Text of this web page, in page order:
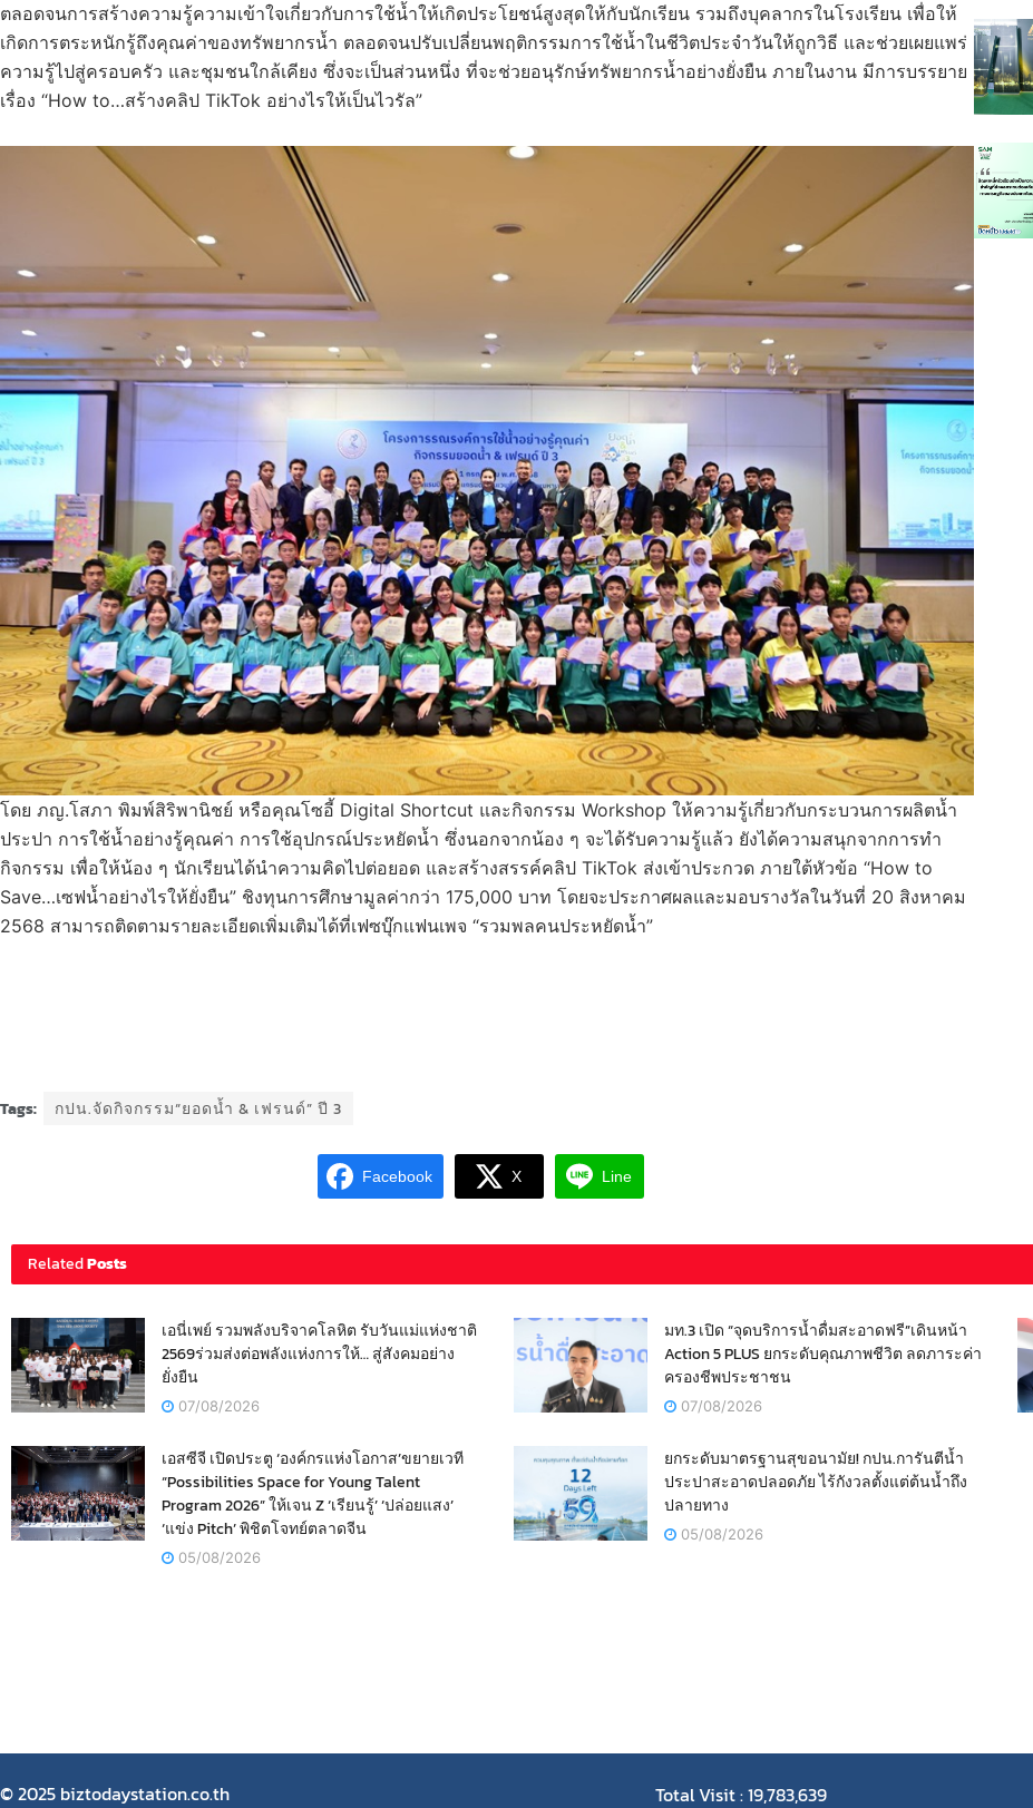
ตลอดจนการสร้างความรู้ความเข้าใจเกี่ยวกับการใช้น้ำให้เกิดประโยชน์สูงสุดให้กับนักเรียน รวมถึงบุคลากรในโรงเรียน เพื่อให้
เกิดการตระหนักรู้ถึงคุณค่าของทรัพยากรน้ำ ตลอดจนปรับเปลี่ยนพฤติกรรมการใช้น้ำในชีวิตประจำวันให้ถูกวิธี และช่วยเผยแพร่
ความรู้ไปสู่ครอบครัว และชุมชนใกล้เคียง ซึ่งจะเป็นส่วนหนึ่ง ที่จะช่วยอนุรักษ์ทรัพยากรน้ำอย่างยั่งยืน ภายในงาน มีการบรรยาย
เรื่อง “How to…สร้างคลิป TikTok อย่างไรให้เป็นไวรัล”
โดย ภญ.โสภา พิมพ์สิริพานิชย์ หรือคุณโซอี้ Digital Shortcut และกิจกรรม Workshop ให้ความรู้เกี่ยวกับกระบวนการผลิตน้ำ
ประปา การใช้น้ำอย่างรู้คุณค่า การใช้อุปกรณ์ประหยัดน้ำ ซึ่งนอกจากน้อง ๆ จะได้รับความรู้แล้ว ยังได้ความสนุกจากการทำ
กิจกรรม เพื่อให้น้อง ๆ นักเรียนได้นำความคิดไปต่อยอด และสร้างสรรค์คลิป TikTok ส่งเข้าประกวด ภายใต้หัวข้อ “How to
Save…เซฟน้ำอย่างไรให้ยั่งยืน” ชิงทุนการศึกษามูลค่ากว่า 175,000 บาท โดยจะประกาศผลและมอบรางวัลในวันที่ 20 สิงหาคม
2568 สามารถติดตามรายละเอียดเพิ่มเติมได้ที่เฟซบุ๊กแฟนเพจ “รวมพลคนประหยัดน้ำ”
Tags: กปน.จัดกิจกรรม“ยอดน้ำ & เฟรนด์” ปี 3
Facebook X Line
RelatedPosts
เอนี่เพย์ รวมพลังบริจาคโลหิต รับวันแม่แห่งชาติ
2569ร่วมส่งต่อพลังแห่งการให้… สู่สังคมอย่าง
ยั่งยืน
07/08/2026
มท.3 เปิด “จุดบริการน้ำดื่มสะอาดฟรี”เดินหน้า
Action 5 PLUS ยกระดับคุณภาพชีวิต ลดภาระค่า
ครองชีพประชาชน
07/08/2026
เอสซีจี เปิดประตู ‘องค์กรแห่งโอกาส’ขยายเวที
“Possibilities Space for Young Talent
Program 2026” ให้เจน Z ‘เรียนรู้’ ‘ปล่อยแสง’
‘แข่ง Pitch’ พิชิตโจทย์ตลาดจีน
05/08/2026
ยกระดับมาตรฐานสุขอนามัย! กปน.การันตีน้ำ
ประปาสะอาดปลอดภัย ไร้กังวลตั้งแต่ต้นน้ำถึง
ปลายทาง
05/08/2026
© 2025 biztodaystation.co.th Total Visit : 19,783,639